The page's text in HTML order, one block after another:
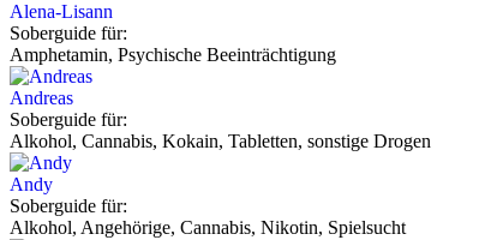
Alena-Lisann
Soberguide für:
Amphetamin, Psychische Beeinträchtigung
Andreas
Soberguide für:
Alkohol, Cannabis, Kokain, Tabletten, sonstige Drogen
Andy
Soberguide für:
Alkohol, Angehörige, Cannabis, Nikotin, Spielsucht